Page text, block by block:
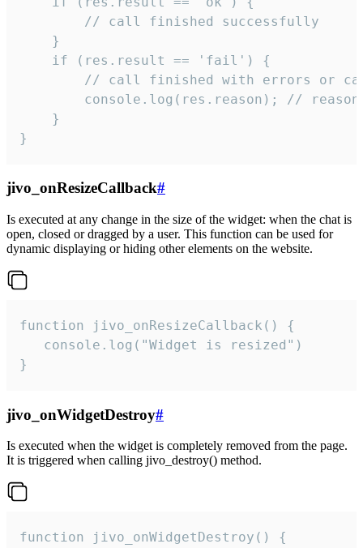
        // call finished successfully
    }
    if (res.result == 'fail') {
// call finished with errors or
console.log(res.reason); //
    }
}
jivo_onResizeCallback#
Is executed at any change in the size of the widget: when the chat is
open, closed or dragged by a user. This function can be used for
dynamic displaying or hiding other elements on the website.
function jivo_onResizeCallback() {
   console.log("Widget is resized")
}
jivo_onWidgetDestroy#
Is executed when the widget is completely removed from the page.
It is triggered when calling jivo_destroy() method.
function jivo_onWidgetDestroy() {